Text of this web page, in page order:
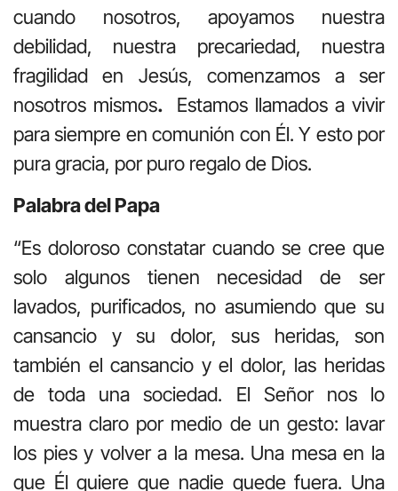
cuando nosotros, apoyamos nuestra
debilidad, nuestra precariedad, nuestra
fragilidad en Jesús, comenzamos a ser
nosotros mismos. Estamos llamados a vivir
para siempre en comunión con Él. Y esto por
pura gracia, por puro regalo de Dios.
Palabra del Papa
“Es doloroso constatar cuando se cree que
solo algunos tienen necesidad de ser
lavados, purificados, no asumiendo que su
cansancio y su dolor, sus heridas, son
también el cansancio y el dolor, las heridas
de toda una sociedad. El Señor nos lo
muestra claro por medio de un gesto: lavar
los pies y volver a la mesa. Una mesa en la
que Él quiere que nadie quede fuera. Una